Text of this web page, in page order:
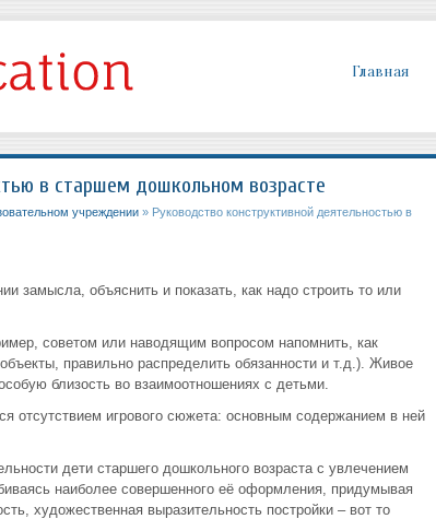
Главная
в старшем дошкольном возрасте
учреждении» Руководство конструктивной деятельностью в
замысла, объяснить и показать, как надо строить то или
советом или наводящим вопросом напомнить, как
правильно распределить обязанности и т.д.). Живое
близость во взаимоотношениях с детьми.
отсутствием игрового сюжета: основным содержанием в ней
дети старшего дошкольного возраста с увлечением
наиболее совершенного её оформления, придумывая
художественная выразительность постройки – вот то